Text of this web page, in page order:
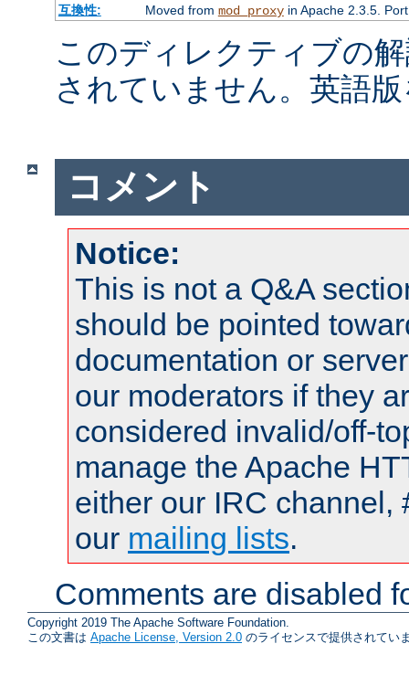
互換性:
Moved from mod_proxyin Apache 2.3.5.
このディレクティブの
されていません。英語
コメント
Notice:
This is not a Q&A
should be pointed
documentation or
our moderators if they
considered invalid/off-
manage the Apache
either our IRC channel,
our mailing lists.
Comments are disabled
Copyright 2019 The Apache Software Foundation.
この文書は Apache License, Version 2.0 のライセンスで提供されてい